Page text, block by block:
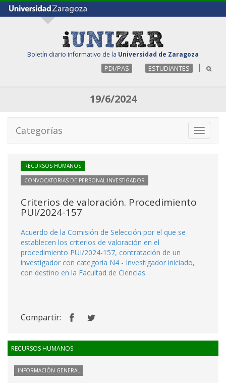
Boletín diario informativo de la Universidad de Zaragoza
PDI/PAS ESTUDIANTES
19/6/2024
Toggle
Categorías
RECURSOS HUMANOS
CONVOCATORIAS DE PERSONAL INVESTIGADOR
Criterios de valoración. Procedimiento
PUI/2024-157
Acuerdo de la Comisión de Selección por el que se
establecen los criterios de valoración en el
procedimiento PUI/2024-157, contratación de un
investigador con categoría N4 - Investigador iniciado,
con destino en la Facultad de Ciencias.
Compartir:
RECURSOS HUMANOS
INFORMACIÓN GENERAL